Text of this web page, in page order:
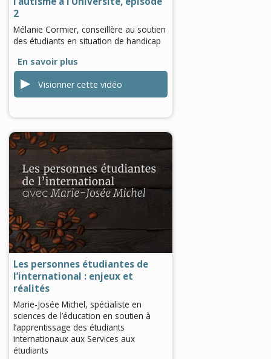
2
Mélanie Cormier, conseillère au soutien
des étudiants en situation de handicap
En savoir plus
Visionner cette vidéo
0
seconds
of
0
seconds
Les personnes étudiantes de
l’international : enjeux et
réalités
Marie-Josée Michel, spécialiste en
sciences de l’éducation en soutien à
l’apprentissage des étudiants
internationaux aux Services aux
étudiants